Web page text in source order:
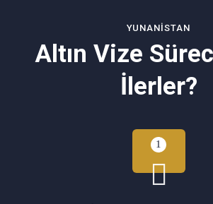
YUNANISTAN
Altın Vize
İlerler?